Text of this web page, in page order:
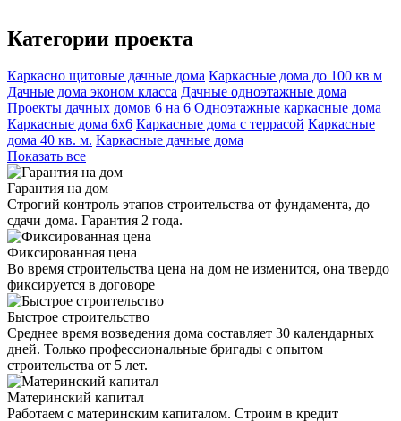
Категории проекта
Каркасно щитовые дачные дома Каркасные дома до 100 кв м
Дачные дома эконом класса Дачные одноэтажные дома
Проекты дачных домов 6 на 6 Одноэтажные каркасные дома
Каркасные дома 6х6 Каркасные дома с террасой Каркасные
дома 40 кв. м. Каркасные дачные дома
Показать все
Гарантия на дом
Строгий контроль этапов строительства от фундамента, до
сдачи дома. Гарантия 2 года.
Фиксированная цена
Во время строительства цена на дом не изменится, она твердо
фиксируется в договоре
Быстрое строительство
Среднее время возведения дома составляет 30 календарных
дней. Только профессиональные бригады с опытом
строительства от 5 лет.
Материнский капитал
Работаем с материнским капиталом. Строим в кредит